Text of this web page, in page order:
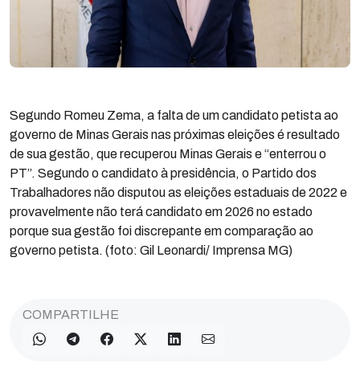
Segundo Romeu Zema, a falta de um candidato petista ao
governo de Minas Gerais nas próximas eleições é resultado
de sua gestão, que recuperou Minas Gerais e “enterrou o
PT”. Segundo o candidato à presidência, o Partido dos
Trabalhadores não disputou as eleições estaduais de 2022 e
provavelmente não terá candidato em 2026 no estado
porque sua gestão foi discrepante em comparação ao
governo petista. (foto: Gil Leonardi/ Imprensa MG)
COMPARTILHE